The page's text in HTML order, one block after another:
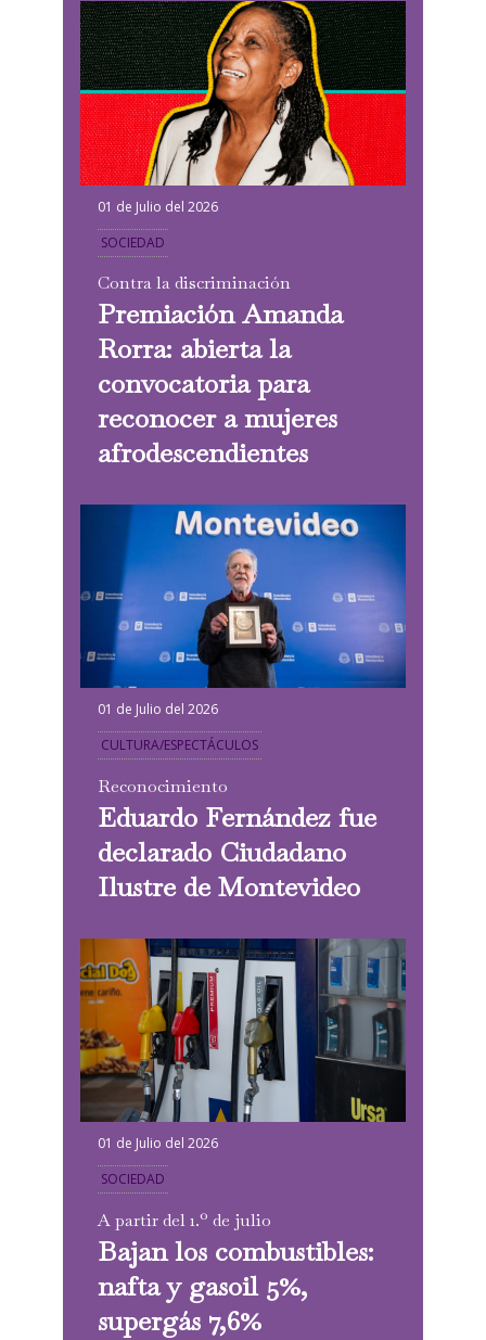
01 de Julio del 2026
SOCIEDAD
Contra la discriminación
Premiación Amanda
Rorra: abierta la
convocatoria para
reconocer a mujeres
afrodescendientes
01 de Julio del 2026
CULTURA/ESPECTÁCULOS
Reconocimiento
Eduardo Fernández fue
declarado Ciudadano
Ilustre de Montevideo
01 de Julio del 2026
SOCIEDAD
A partir del 1.º de julio
Bajan los combustibles:
nafta y gasoil 5%,
supergás 7,6%